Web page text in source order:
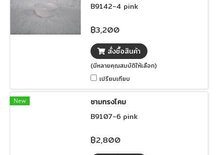
B9142-4 pink
฿3,200
สั่งซื้อสินค้า
(มีหลายคุณสมบัติให้เลือก)
เปรียบเทียบ
New
ชามทรงโคม
ฺB9107-6 pink
฿2,800